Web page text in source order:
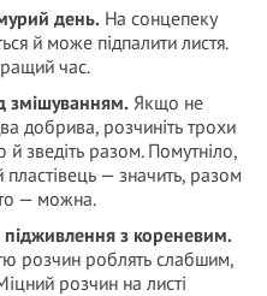
день. На сонцепеку
й може підпалити листя.
час.
змішуванням. Якщо не
добрива, розчиніть трохи
зведіть разом. Помутніло,
— значить, разом
— можна.
підживлення з кореневим.
розчин роблять слабшим,
розчин на листі